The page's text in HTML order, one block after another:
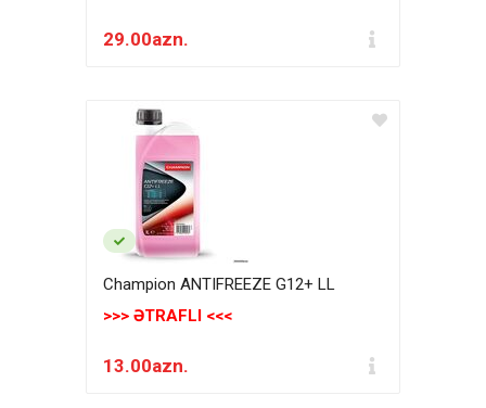
29.00azn.
Champion ANTIFREEZE G12+ LL
>>> ƏTRAFLI <<<
13.00azn.